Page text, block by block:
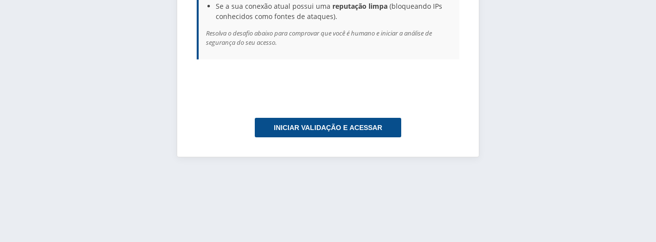
Se a sua conexão atual possui uma reputação limpa (bloqueando IPs
conhecidos como fontes de ataques).
Resolva o desafio abaixo para comprovar que você é humano e iniciar a análise de
segurança do seu acesso.
INICIAR VALIDAÇÃO E ACESSAR